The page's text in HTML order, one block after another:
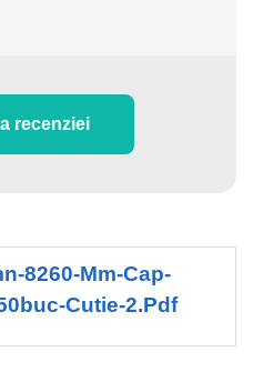
recenziei
8260-Mm-Cap-
Cutie-2.pdf